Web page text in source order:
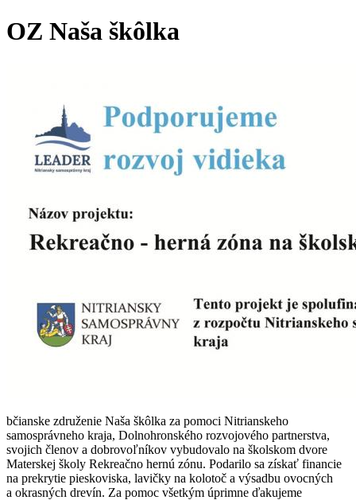
OZ Naša škôlka
bčianske združenie Naša škôlka za pomoci Nitrianskeho
samosprávneho kraja, Dolnohronského rozvojového partnerstva,
svojich členov a dobrovoľníkov vybudovalo na školskom dvore
Materskej školy Rekreačno hernú zónu. Podarilo sa získať financie
na prekrytie pieskoviska, lavičky na kolotoč a výsadbu ovocných
a okrasných drevín. Za pomoc všetkým úprimne ďakujeme